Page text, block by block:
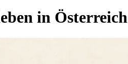
in Österreich